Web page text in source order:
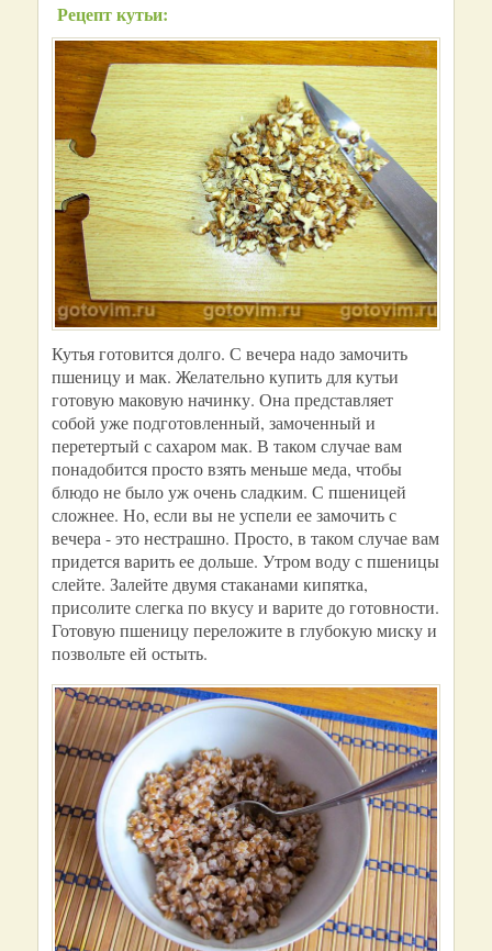
Рецепт кутьи:
Кутья готовится долго. С вечера надо замочить
пшеницу и мак. Желательно купить для кутьи
готовую маковую начинку. Она представляет
собой уже подготовленный, замоченный и
перетертый с сахаром мак. В таком случае вам
понадобится просто взять меньше меда, чтобы
блюдо не было уж очень сладким. С пшеницей
сложнее. Но, если вы не успели ее замочить с
вечера - это нестрашно. Просто, в таком случае вам
придется варить ее дольше. Утром воду с пшеницы
слейте. Залейте двумя стаканами кипятка,
присолите слегка по вкусу и варите до готовности.
Готовую пшеницу переложите в глубокую миску и
позвольте ей остыть.